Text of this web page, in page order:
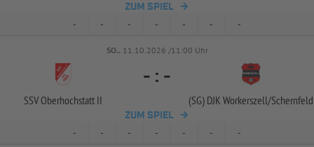
ZUM SPIEL
- - - - - - -
SO.. 11.10.2026 /11:00 Uhr
SSV Oberhochstatt II
- : -
(SG) DJK Workerszell/Schernfeld
ZUM SPIEL
- - - - - - -